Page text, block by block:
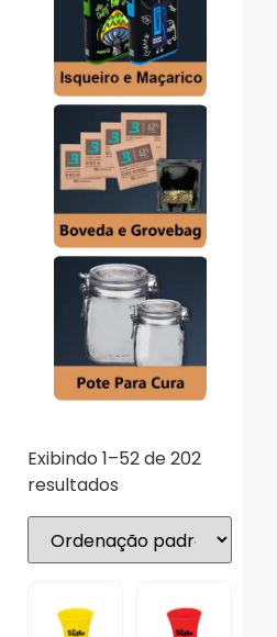
Exibindo 1–52 de 202
resultados